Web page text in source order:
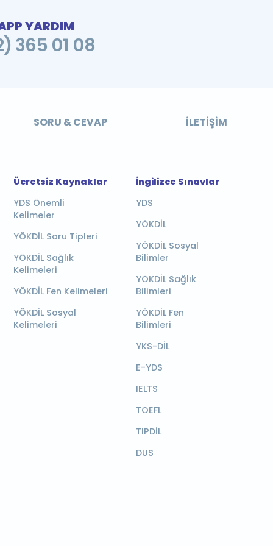
YARDIM
365 01 08
SORU & CEVAP İLETIŞIM
Ücretsiz Kaynaklar
YDS Önemli
Kelimeler
YÖKDİL Soru Tipleri
YÖKDİL Sağlık
Kelimeleri
YÖKDİL Fen Kelimeleri
YÖKDİL Sosyal
Kelimeleri
İngilizce Sınavlar
YDS
YÖKDİL
YÖKDİL Sosyal
Bilimler
YÖKDİL Sağlık
Bilimleri
YÖKDİL Fen
Bilimleri
YKS-DİL
E-YDS
IELTS
TOEFL
TIPDİL
DUS